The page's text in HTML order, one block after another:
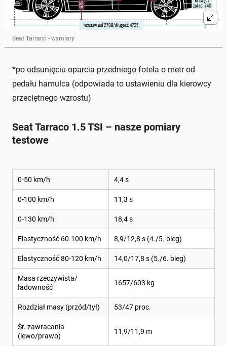
Seat Tarraco - wymiary
*po odsunięciu oparcia przedniego fotela o metr od
pedału hamulca (odpowiada to ustawieniu dla kierowcy
przeciętnego wzrostu)
Seat Tarraco 1.5 TSI – nasze pomiary
testowe
0-50 km/h 4,4 s
0-100 km/h 11,3 s
0-130 km/h 18,4 s
Elastyczność 60-100 km/h 8,9/12,8 s (4./5. bieg)
Elastyczność 80-120 km/h 14,0/17,8 s (5./6. bieg)
Masa rzeczywista/
ładowność
1657/603 kg
Rozdział masy (przód/tył) 53/47 proc.
Śr. zawracania
(lewo/prawo)
11,9/11,9 m